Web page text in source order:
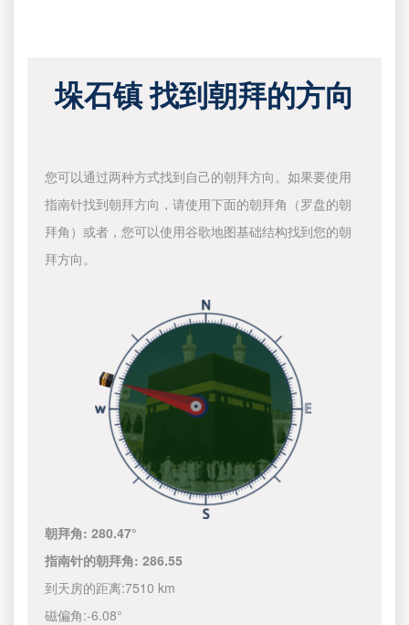
垛石镇 找到朝拜的方向
您可以通过两种方式找到自己的朝拜方向。如果要使用
指南针找到朝拜方向，请使用下面的朝拜角（罗盘的朝
拜角）或者，您可以使用谷歌地图基础结构找到您的朝
拜方向。
朝拜角:280.47°
指南针的朝拜角:286.55
到天房的距离:7510 km
磁偏角:-6.08°